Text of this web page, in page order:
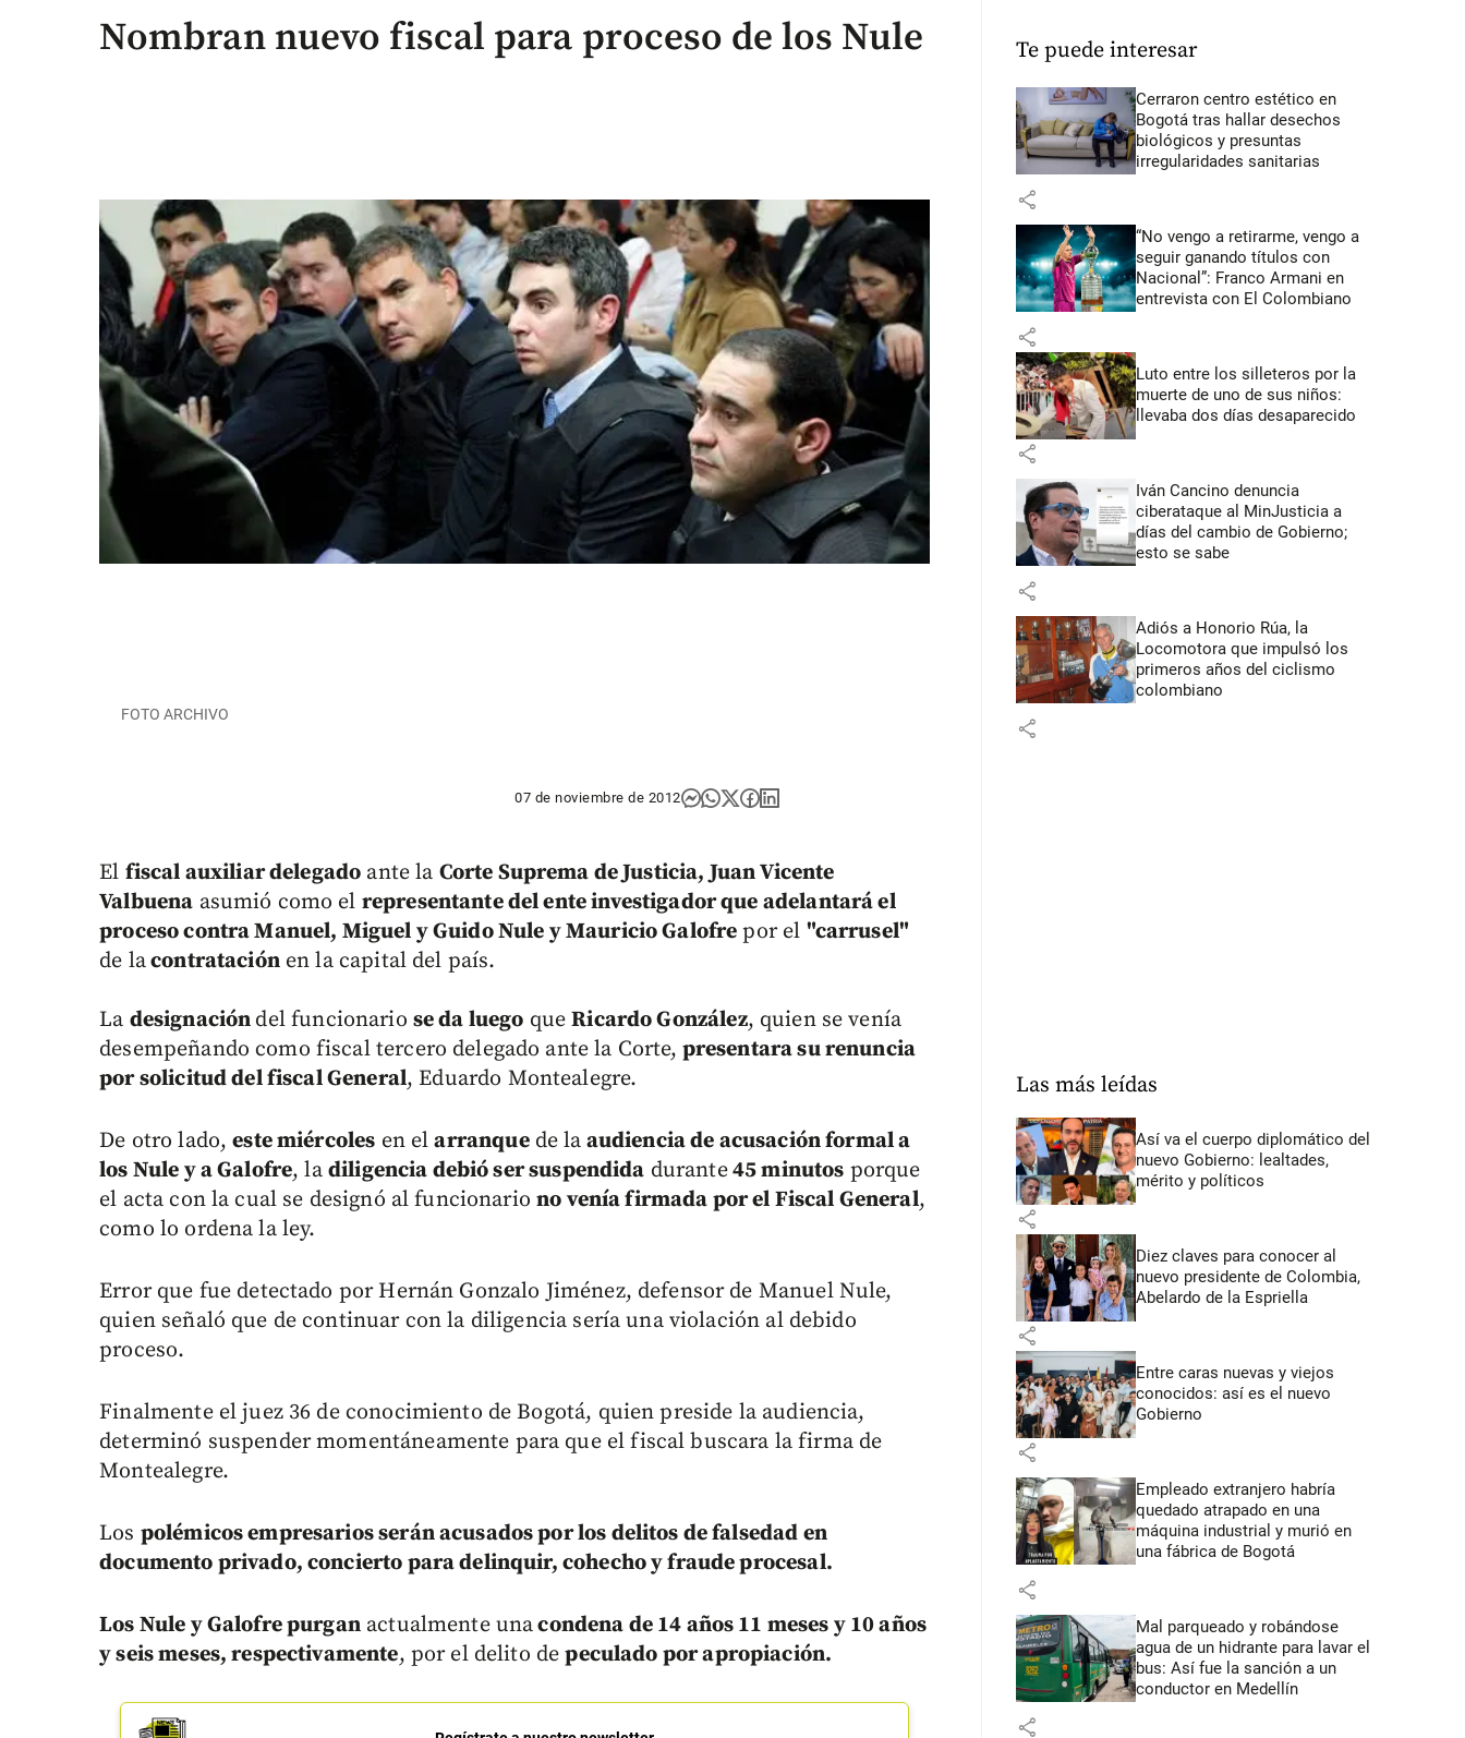
Nombran nuevo fiscal para proceso de los Nule
FOTO ARCHIVO
07 de noviembre de 2012
El fiscal auxiliar delegado ante la Corte Suprema de Justicia, Juan Vicente
Valbuena asumió como el representante del ente investigador que adelantará el
proceso contra Manuel, Miguel y Guido Nule y Mauricio Galofre por el "carrusel"
de lacontrataciónen la capital del país.
La designación del funcionario se da luego queRicardo González, quien se venía
desempeñando como fiscal tercero delegado ante la Corte, presentara su renuncia
por solicitud del fiscal General, Eduardo Montealegre.
De otro lado,este miércoles en elarranquede la audiencia de acusación formal a
los Nule y a Galofre, la diligencia debió ser suspendida durante45 minutos porque
el acta con la cual se designó al funcionariono venía firmada por el Fiscal General,
como lo ordena la ley.
Error que fue detectado por Hernán Gonzalo Jiménez, defensor de Manuel Nule,
quien señaló que de continuar con la diligencia sería una violación al debido
proceso.
Finalmente el juez 36 de conocimiento de Bogotá, quien preside la audiencia,
determinó suspender momentáneamente para que el fiscal buscara la firma de
Montealegre.
Los polémicos empresarios serán acusados por los delitos de falsedad en
documento privado, concierto para delinquir, cohecho y fraude procesal.
Los Nule y Galofre purganactualmente unacondena de 14 años 11 meses y 10 años
y seis meses, respectivamente, por el delito depeculado por apropiación.
Te puede interesar
Cerraron centro estético en
Bogotá tras hallar desechos
biológicos y presuntas
irregularidades sanitarias
share
“No vengo a retirarme, vengo a
seguir ganando títulos con
Nacional”: Franco Armani en
entrevista con El Colombiano
share
Luto entre los silleteros por la
muerte de uno de sus niños:
llevaba dos días desaparecido
share
Iván Cancino denuncia
ciberataque al MinJusticia a
días del cambio de Gobierno;
esto se sabe
share
Adiós a Honorio Rúa, la
Locomotora que impulsó los
primeros años del ciclismo
colombiano
share
Las más leídas
Así va el cuerpo diplomático del
nuevo Gobierno: lealtades,
mérito y políticos
share
Diez claves para conocer al
nuevo presidente de Colombia,
Abelardo de la Espriella
share
Entre caras nuevas y viejos
conocidos: así es el nuevo
Gobierno
share
Empleado extranjero habría
quedado atrapado en una
máquina industrial y murió en
una fábrica de Bogotá
share
Mal parqueado y robándose
agua de un hidrante para lavar el
bus: Así fue la sanción a un
conductor en Medellín
share